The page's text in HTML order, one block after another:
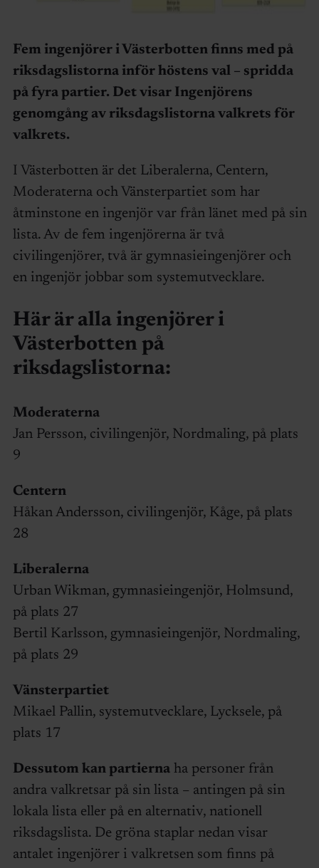
Fem ingenjörer i Västerbotten finns med på
riksdagslistorna inför höstens val – spridda
på fyra partier. Det visar Ingenjörens
genomgång av riksdagslistorna valkrets för
valkrets.
I Västerbotten är det Liberalerna, Centern,
Moderaterna och Vänsterpartiet som har
åtminstone en ingenjör var från länet med på sin
lista. Av de fem ingenjörerna är två
civilingenjörer, två är gymnasieingenjörer och
en ingenjör jobbar som systemutvecklare.
Här är alla ingenjörer i
Västerbotten på
riksdagslistorna:
Moderaterna
Jan Persson, civilingenjör, Nordmaling, på plats
9
Centern
Håkan Andersson, civilingenjör, Kåge, på plats
28
Liberalerna
Urban Wikman, gymnasieingenjör, Holmsund,
på plats 27
Bertil Karlsson, gymnasieingenjör, Nordmaling,
på plats 29
Vänsterpartiet
Mikael Pallin, systemutvecklare, Lycksele, på
plats 17
Dessutom kan partiernaha personer från
andra valkretsar på sin lista – antingen på sin
lokala lista eller på en alternativ, nationell
riksdagslista. De gröna staplar nedan visar
antalet ingenjörer i valkretsen som finns på